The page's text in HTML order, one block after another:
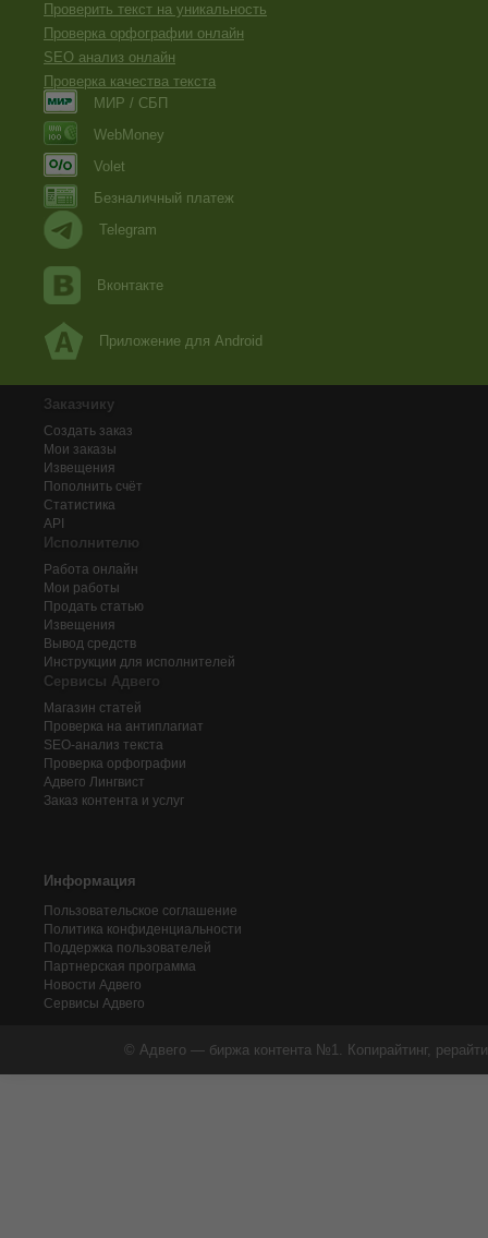
Проверить текст на уникальность
Проверка орфографии онлайн
SEO анализ онлайн
Проверка качества текста
МИР / СБП
WebMoney
Volet
Безналичный платеж
Telegram
Вконтакте
Приложение для Android
Заказчику
Создать заказ
Мои заказы
Извещения
Пополнить счёт
Статистика
API
Исполнителю
Работа онлайн
Мои работы
Продать статью
Извещения
Вывод средств
Инструкции для исполнителей
Сервисы Адвего
Магазин статей
Проверка на антиплагиат
SEO-анализ текста
Проверка орфографии
Адвего Лингвист
Заказ контента и услуг
Информация
Пользовательское соглашение
Политика конфиденциальности
Поддержка пользователей
Партнерская программа
Новости Адвего
Сервисы Адвего
© Адвего — биржа контента №1. Копирайтинг,